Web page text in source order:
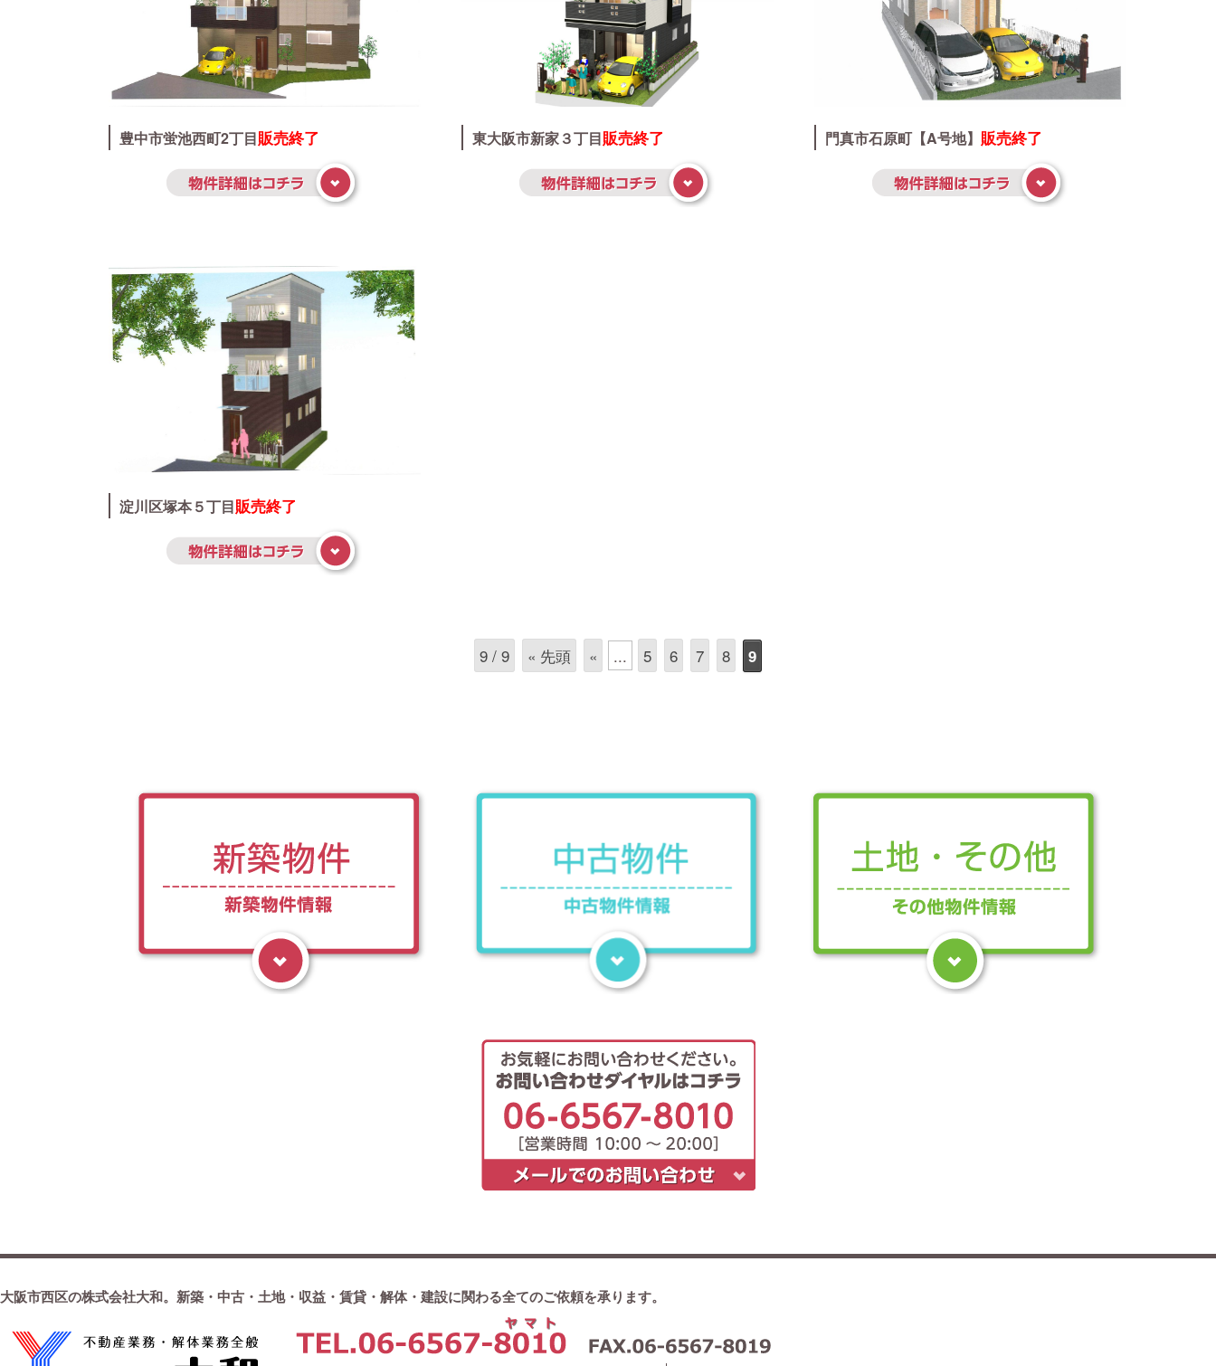
豊中市蛍池西町2丁目販売終了 東大阪市新家３丁目販売終了 門真市石原町【A号地】 販売終了
淀川区塚本５丁目販売終了
9 / 9 « 先頭 « ... 5 6 7 8 9
大阪市西区の株式会社大和。新築・中古・土地・収益・賃貸・解体・建設に関わる全てのご依頼を承ります。